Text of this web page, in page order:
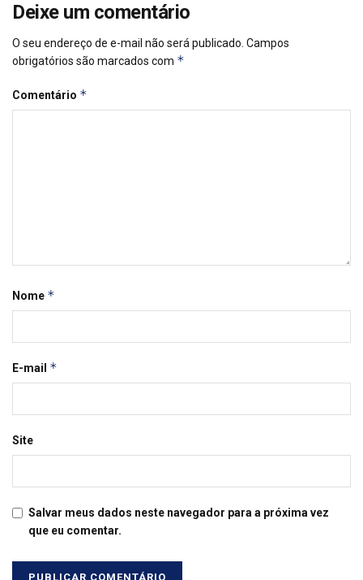
Deixe um comentário
O seu endereço de e-mail não será publicado. Campos
obrigatórios são marcados com *
Comentário *
Nome *
E-mail *
Site
Salvar meus dados neste navegador para a próxima vez
que eu comentar.